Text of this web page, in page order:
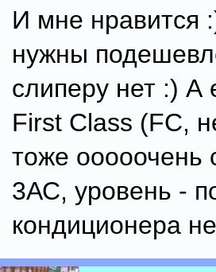
И мне нравится
нужны
слиперу нет :) А
First Class (FC,
тоже ооооочень
3АС, уровень -
кондиционера